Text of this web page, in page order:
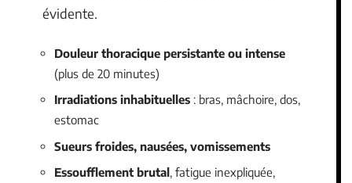
évidente.
Douleur thoracique persistante ou intense
(plus de 20 minutes)
Irradiations inhabituelles : bras, mâchoire, dos,
estomac
Sueurs froides, nausées, vomissements
Essoufflement brutal, fatigue inexpliquée,